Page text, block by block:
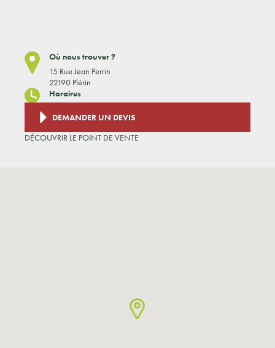
Où nous trouver ?
15 Rue Jean Perrin
22190 Plérin
Horaires
DEMANDER UN DEVIS
DÉCOUVRIR LE POINT DE VENTE